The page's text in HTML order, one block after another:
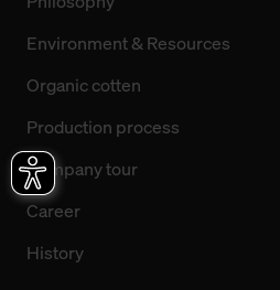
Environment & Resources
Organic cotten
Production process
Company tour
Career
History